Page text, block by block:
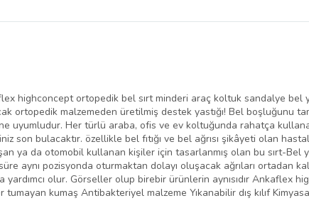
highconcept ortopedik bel sırt minderi araç koltuk sandalye bel
ortopedik malzemeden üretilmiş destek yastığı! Bel boşluğunu
uyumludur. Her türlü araba, ofis ve ev koltuğunda rahatça
son bulacaktır. özellikle bel fıtığı ve bel ağrısı şikâyeti olan
ya da otomobil kullanan kişiler için tasarlanmış olan bu sırt-Bel
aynı pozisyonda oturmaktan dolayı oluşacak ağrıları ortadan
olur. Görseller olup birebir ürünlerin aynısıdır Ankaflex
kumaş Antibakteriyel malzeme Yıkanabilir dış kılıf